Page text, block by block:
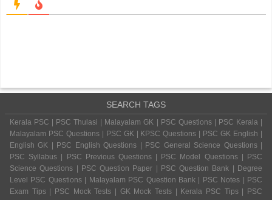
SEARCH TAGS
Kerala PSC | PSC Thulasi | Malayalam GK | PSC Questions | PSC Kerala |
Malayalam PSC Questions | PSC GK | KPSC Questions | PSC GK English |
English GK | PSC English Questions | PSC General Science Questions |
PSC Syllabus | PSC Previous Questions | PSC Model Questions | PSC
Science Questions | PSC Question Paper | PSC Question Bank | Degree
Level PSC Questions | Malayalam PSC Question Bank | PSC Notes | PSC
Exam Tips | PSC Mock Tests | GK Mock Tests | Kerala PSC Tips | PSC